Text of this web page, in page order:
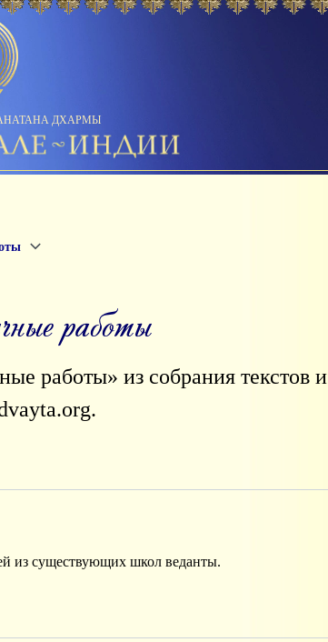
ДХАРМЫ
работы
работы» из собрания текстов и
из существующих школ веданты.